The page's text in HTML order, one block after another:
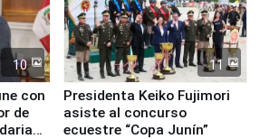
10
con
de
11
Presidenta Keiko Fujimori
asiste al concurso
ecuestre “Copa Junín”